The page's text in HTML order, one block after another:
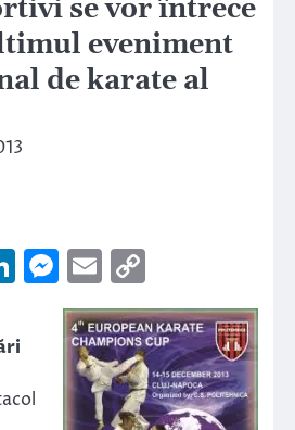
se vor întrece
eveniment
de karate al
LinkedIn
Messenger
Email
Link